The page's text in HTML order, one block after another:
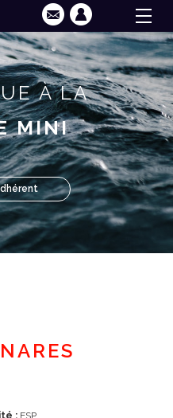
À LA
MINI
:ESP